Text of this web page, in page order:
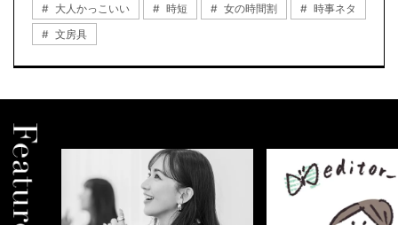
大人かっこいい
時短 女の時間割
時事ネタ
文房具